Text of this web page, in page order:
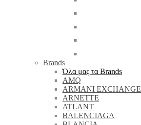
Brands
Όλα μας τα Brands
AMQ
ARMANI EXCHANGE
ARNETTE
ATLANT
BALENCIAGA